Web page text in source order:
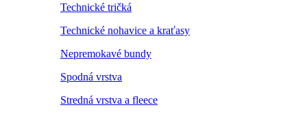
Technické tričká
Technické nohavice a kraťasy
Nepremokavé bundy
Spodná vrstva
Stredná vrstva a fleece